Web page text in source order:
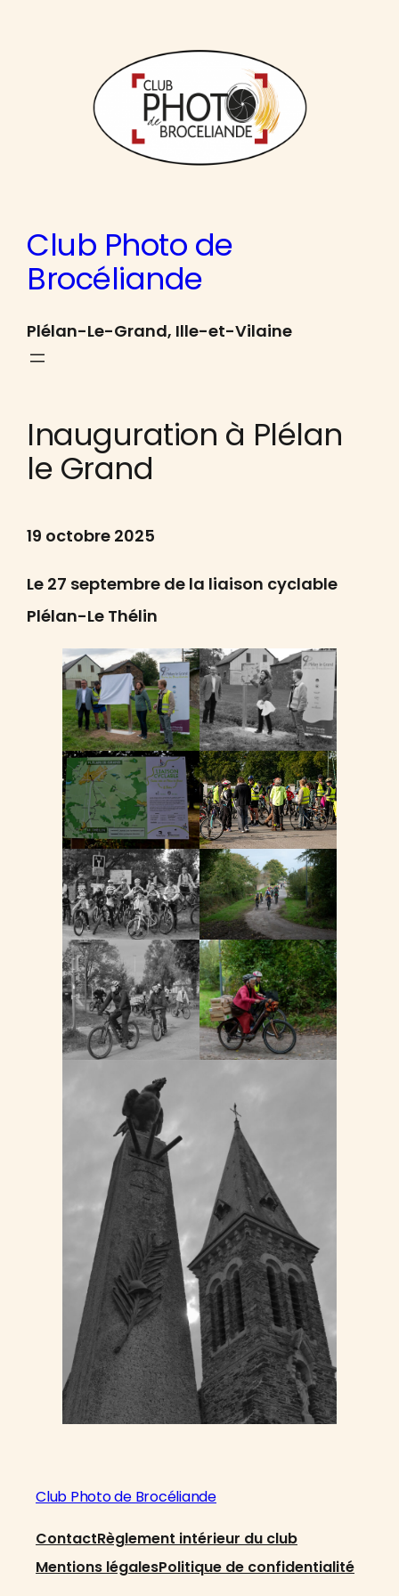
Club Photo de
Brocéliande
Plélan-Le-Grand, Ille-et-Vilaine
Inauguration à Plélan
le Grand
19 octobre 2025
Le 27 septembre de la liaison cyclable
Plélan-Le Thélin
Club Photo de Brocéliande
ContactRèglement intérieur du club
Mentions légalesPolitique de confidentialité